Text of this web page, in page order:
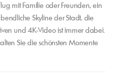
mit Familie oder Freunden, ein
Skyline der Stadt, die
und 4K-Video ist immer dabei.
Sie die schönsten Momente